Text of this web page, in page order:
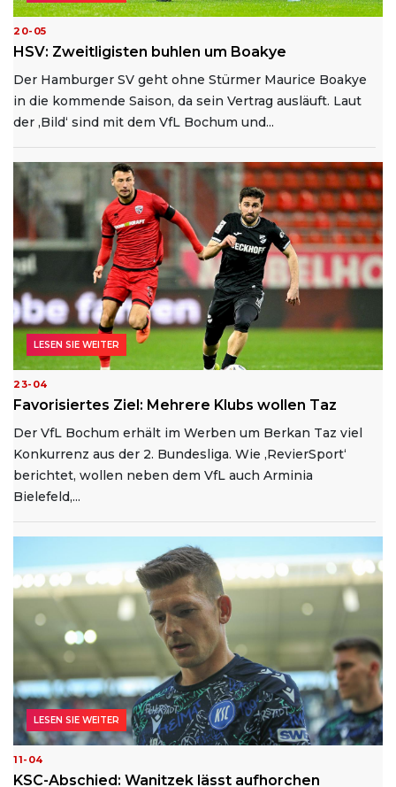
20-05
HSV: Zweitligisten buhlen um Boakye
Der Hamburger SV geht ohne Stürmer Maurice Boakye
in die kommende Saison, da sein Vertrag ausläuft. Laut
der ‚Bild‘ sind mit dem VfL Bochum und...
23-04
Favorisiertes Ziel: Mehrere Klubs wollen Taz
Der VfL Bochum erhält im Werben um Berkan Taz viel
Konkurrenz aus der 2. Bundesliga. Wie ‚RevierSport‘
berichtet, wollen neben dem VfL auch Arminia
Bielefeld,...
LESEN SIE WEITER
11-04
KSC-Abschied: Wanitzek lässt aufhorchen
LESEN SIE WEITER